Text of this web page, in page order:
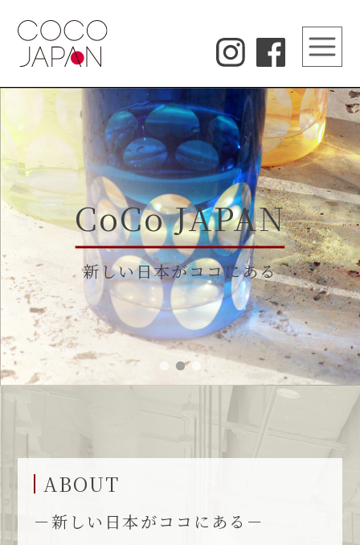
CoCo JAPAN
新しい日本がココにある
ABOUT
－新しい日本がココにある－